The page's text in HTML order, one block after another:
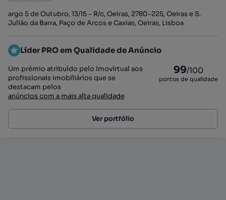
argo 5 de Outubro, 13/15 - R/c, Oeiras, 2780-225, Oeiras e S.
Julião da Barra, Paço de Arcos e Caxias, Oeiras, Lisboa
Líder PRO em Qualidade de Anúncio
Um prémio atribuído pelo Imovirtual aos
profissionais imobiliários que se
destacam pelos
anúncios com a mais alta qualidade
99/100
pontos de qualidade
Ver portfólio